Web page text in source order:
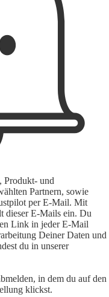
Produkt- und
Partnern, sowie
per E-Mail. Mit
dieser E-Mails ein. Du
Link in jeder E-Mail
Deiner Daten und
du in unserer
in dem du auf den
klickst.